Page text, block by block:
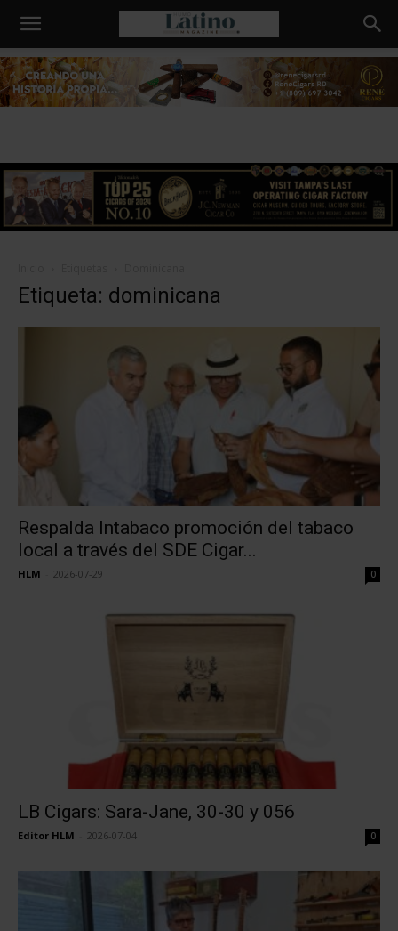
Humo
Latino
Etiqueta: dominicana
Respalda Intabaco promoción del tabaco
local a través del SDE Cigar...
HLM 2026-07-29 0
LB Cigars: Sara-Jane, 30-30 y 056
Editor HLM 2026-07-04 0